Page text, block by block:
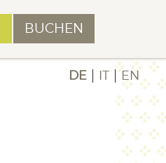
BUCHEN
DE IT EN